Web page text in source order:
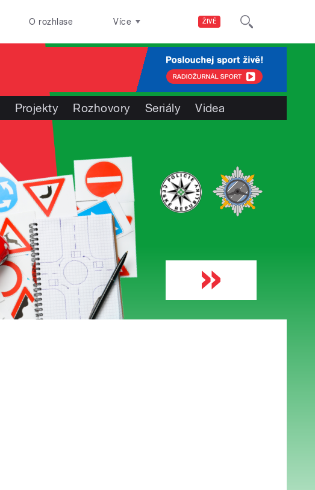
ŽIVĚ
O rozhlase Více
Projekty Rozhovory Seriály Videa